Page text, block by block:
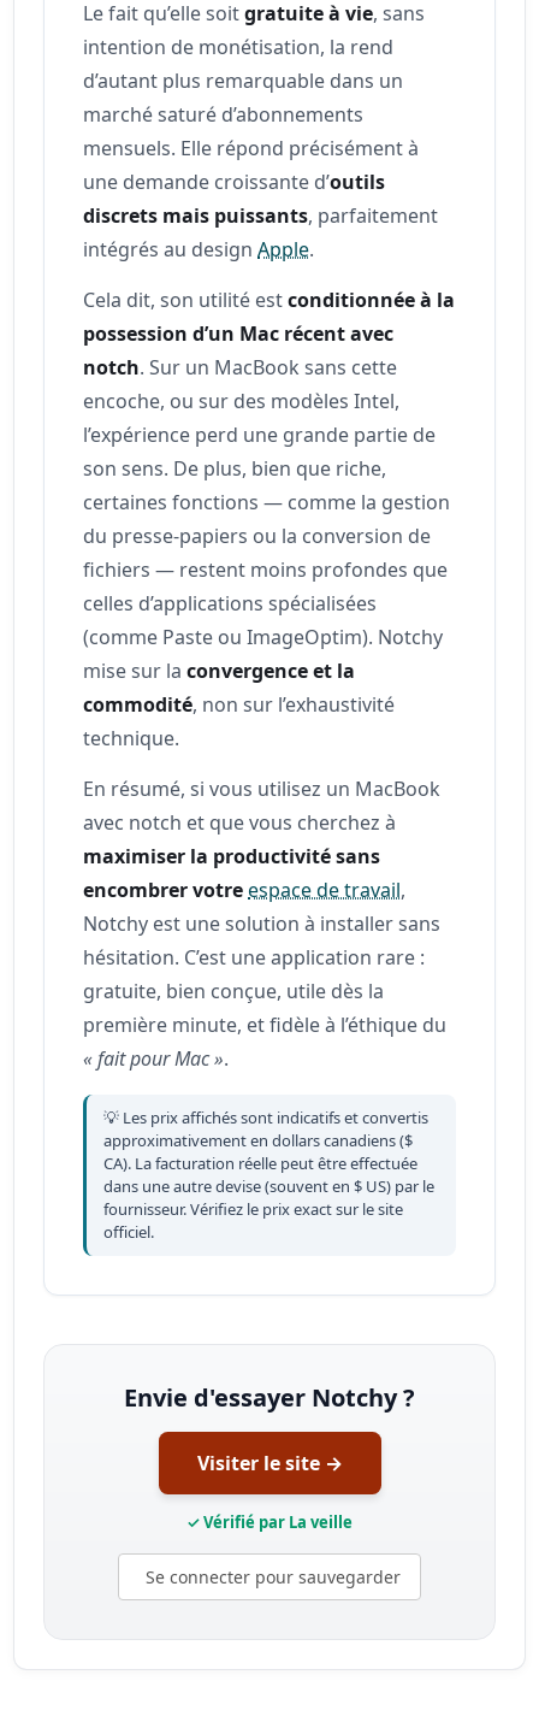
Le fait qu’elle soitgratuite à vie, sans
intention de monétisation, la rend
d’autant plus remarquable dans un
marché saturé d’abonnements
mensuels. Elle répond précisément à
une demande croissante d’outils
discrets mais puissants, parfaitement
intégrés au designApple.
Cela dit, son utilité estconditionnée à la
possession d’un Mac récent avec
notch. Sur un MacBook sans cette
encoche, ou sur des modèles Intel,
l’expérience perd une grande partie de
son sens. De plus, bien que riche,
certaines fonctions — comme la gestion
du presse‑papiers ou la conversion de
fichiers — restent moins profondes que
celles d’applications spécialisées
(comme Paste ou ImageOptim). Notchy
mise sur laconvergence et la
commodité, non sur l’exhaustivité
technique.
En résumé, si vous utilisez un MacBook
avec notch et que vous cherchez à
maximiser la productivité sans
encombrer votreespace de travail,
Notchy est une solution à installer sans
hésitation. C’est une application rare :
gratuite, bien conçue, utile dès la
première minute, et fidèle à l’éthique du
« fait pour Mac ».
💡 Les prix affichés sont indicatifs et convertis
approximativement en dollars canadiens ($
CA). La facturation réelle peut être effectuée
dans une autre devise (souvent en $ US) par le
fournisseur. Vérifiez le prix exact sur le site
officiel.
Envie d'essayer Notchy ?
Visiter le site →
✓ Vérifié par La veille
Se connecter pour sauvegarder